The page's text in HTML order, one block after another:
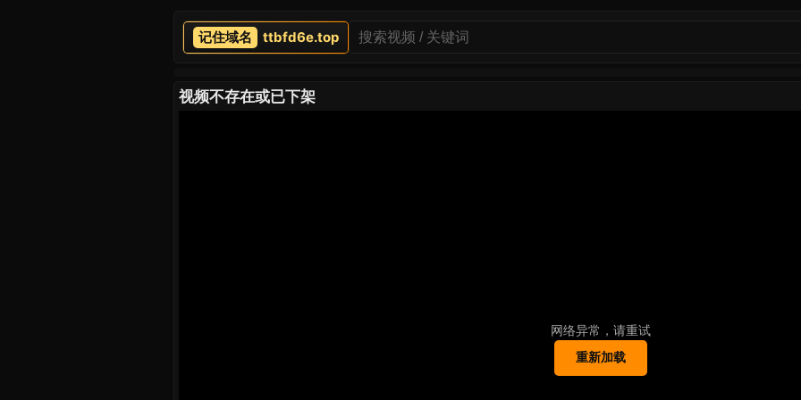
ttbfd6e.top
视频不存在或已下架
网络异常，请重试
重新加载